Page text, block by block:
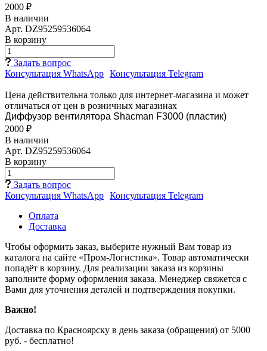
2000 ₽
В наличии
Арт. DZ95259536064
В корзину
Задать вопрос
Консультация WhatsApp Консультация Telegram
Цена действительна только для интернет-магазина и может
отличаться от цен в розничных магазинах
Диффузор вентилятора Shacman F3000 (пластик)
2000 ₽
В наличии
Арт. DZ95259536064
В корзину
Задать вопрос
Консультация WhatsApp Консультация Telegram
Оплата
Доставка
Чтобы оформить заказ, выберите нужный Вам товар из
каталога на сайте «Пром-Логистика». Товар автоматически
попадёт в корзину. Для реализации заказа из корзины
заполните форму оформления заказа. Менеджер свяжется с
Вами для уточнения деталей и подтверждения покупки.
Важно!
Доставка по Красноярску в день заказа (обращения) от 5000
руб. - бесплатно!